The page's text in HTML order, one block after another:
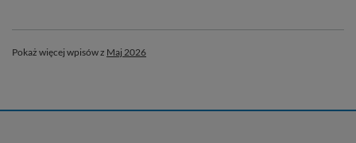
Pokaż więcej wpisów z Maj 2026